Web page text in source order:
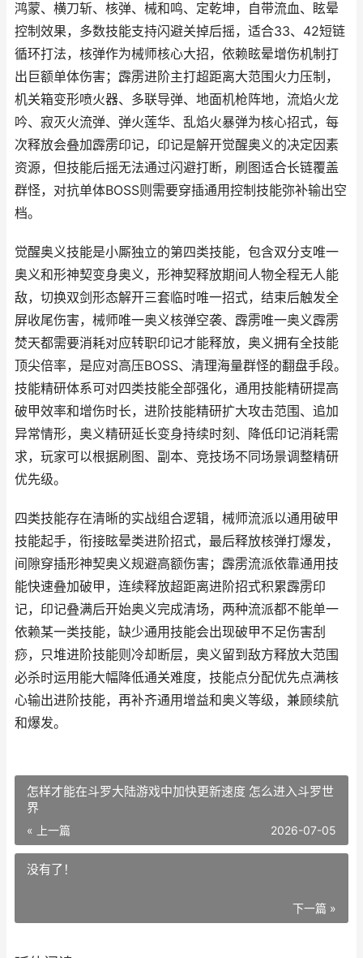
鸿蒙、横刀斩、核弹、械和鸣、定乾坤，自带流血、眩晕
控制效果，多数技能支持闪避关掉后摇，适合33、42短链
循环打法，核弹作为械师核心大招，依赖眩晕增伤机制打
出巨额单体伤害；霹雳进阶主打超距离大范围火力压制，
机关箱变形喷火器、多联导弹、地面机枪阵地，流焰火龙
吟、寂灭火流弹、弹火莲华、乱焰火暴弹为核心招式，每
次释放会叠加霹雳印记，印记是解开觉醒奥义的决定因素
资源，但技能后摇无法通过闪避打断，刷图适合长链覆盖
群怪，对抗单体BOSS则需要穿插通用控制技能弥补输出空
档。
觉醒奥义技能是小厮独立的第四类技能，包含双分支唯一
奥义和形神契变身奥义，形神契释放期间人物全程无人能
敌，切换双剑形态解开三套临时唯一招式，结束后触发全
屏收尾伤害，械师唯一奥义核弹空袭、霹雳唯一奥义霹雳
焚天都需要消耗对应转职印记才能释放，奥义拥有全技能
顶尖倍率，是应对高压BOSS、清理海量群怪的翻盘手段。
技能精研体系可对四类技能全部强化，通用技能精研提高
破甲效率和增伤时长，进阶技能精研扩大攻击范围、追加
异常情形，奥义精研延长变身持续时刻、降低印记消耗需
求，玩家可以根据刷图、副本、竞技场不同场景调整精研
优先级。
四类技能存在清晰的实战组合逻辑，械师流派以通用破甲
技能起手，衔接眩晕类进阶招式，最后释放核弹打爆发，
间隙穿插形神契奥义规避高额伤害；霹雳流派依靠通用技
能快速叠加破甲，连续释放超距离进阶招式积累霹雳印
记，印记叠满后开始奥义完成清场，两种流派都不能单一
依赖某一类技能，缺少通用技能会出现破甲不足伤害刮
痧，只堆进阶技能则冷却断层，奥义留到敌方释放大范围
必杀时运用能大幅降低通关难度，技能点分配优先点满核
心输出进阶技能，再补齐通用增益和奥义等级，兼顾续航
和爆发。
怎样才能在斗罗大陆游戏中加快更新速度 怎么进入斗罗世
界
« 上一篇 2026-07-05
没有了！
下一篇 »